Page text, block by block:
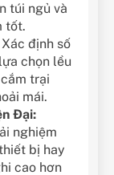
túi ngủ và
tốt.
Xác định số
chọn lều
trại
mái.
Đại:
nghiệm
bị hay
cao hơn